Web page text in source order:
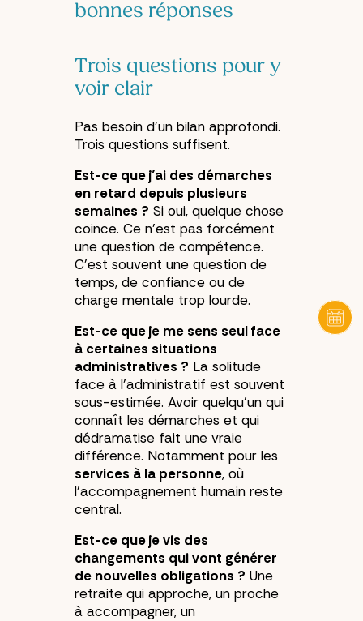
bonnes réponses
Trois questions pour y
voir clair
Pas besoin d’un bilan approfondi.
Trois questions suffisent.
Est-ce que j’ai des démarches
en retard depuis plusieurs
semaines ? Si oui, quelque chose
coince. Ce n’est pas forcément
une question de compétence.
C’est souvent une question de
temps, de confiance ou de
charge mentale trop lourde.
Est-ce que je me sens seul face
à certaines situations
administratives ? La solitude
face à l’administratif est souvent
sous-estimée. Avoir quelqu’un qui
connaît les démarches et qui
dédramatise fait une vraie
différence. Notamment pour les
services à la personne, où
l’accompagnement humain reste
central.
Est-ce que je vis des
changements qui vont générer
de nouvelles obligations ? Une
retraite qui approche, un proche
à accompagner, un